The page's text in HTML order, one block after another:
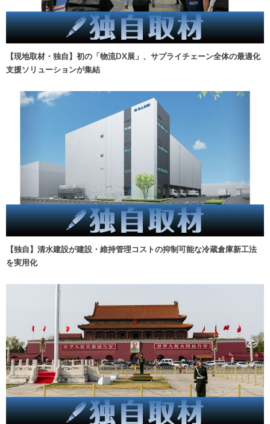
【現地取材・独自】初の「物流DX展」、サプライチェーン全体の最適化
支援ソリューションが集結
【独自】清水建設が建設・維持管理コストの抑制可能な冷蔵倉庫新工法
を実用化